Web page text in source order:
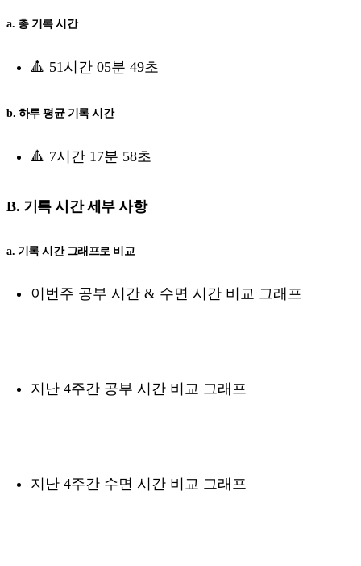
a. 총 기록 시간
🔺 51시간 05분 49초
b. 하루 평균 기록 시간
🔺 7시간 17분 58초
B. 기록 시간 세부 사항
a. 기록 시간 그래프로 비교
이번주 공부 시간 & 수면 시간 비교 그래프
지난 4주간 공부 시간 비교 그래프
지난 4주간 수면 시간 비교 그래프